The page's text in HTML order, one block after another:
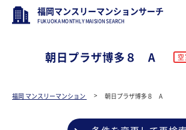
福岡マンスリーマンションサーチ
FUKUOKA MONTHLY MAISION SEARCH
朝日プラザ博多８ A
福岡 マンスリーマンション 朝日プラザ博多８ A